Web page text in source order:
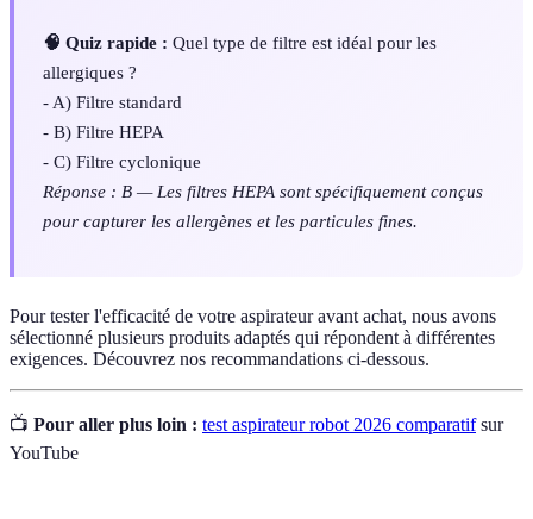
🧠 Quiz rapide : Quel type de filtre est idéal pour les
allergiques ?
- A) Filtre standard
- B) Filtre HEPA
- C) Filtre cyclonique
Réponse : B — Les filtres HEPA sont spécifiquement conçus
pour capturer les allergènes et les particules fines.
Pour tester l'efficacité de votre aspirateur avant achat, nous avons
sélectionné plusieurs produits adaptés qui répondent à différentes
exigences. Découvrez nos recommandations ci-dessous.
📺 Pour aller plus loin : test aspirateur robot 2026 comparatifsur
YouTube